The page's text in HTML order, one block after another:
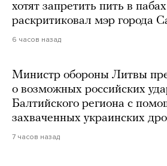
хотят запретить пить в
раскритиковал мэр города
6 часов назад
Министр обороны Литвы
о возможных российских
Балтийского региона с
захваченных украинских
7 часов назад